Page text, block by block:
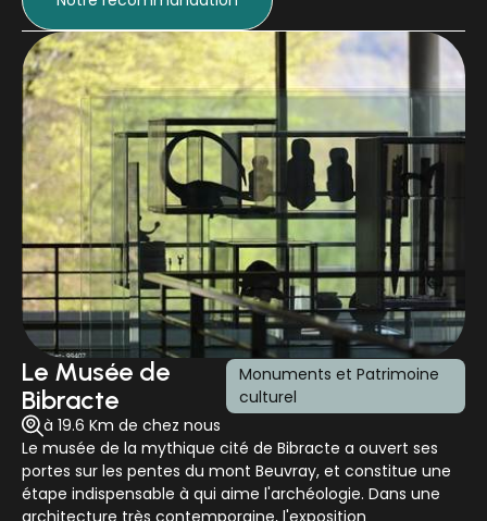
compétences. Sa ferme est un laboratoire de pédagogie
pour tous. Les enfants peuvent venir découvrir la vie de la
ferme, côtoyer les lamas et alpagas, les nourrir, les
promener et apprendre plein de choses sur la nature et
leur mode de vie. Pour les adultes, qu'ils souhaitent
acquérir un animal du cheptel ou simplement s'informer,
des stages et sessions de formation sont proposés à la
journée. Création d'un élevage de lamas ou d'alpagas,
dressage et randonnée, reproduction des petits
camélidés... Tous ces cours s'appuient sur une étude du
comportement de l'animal, avec conduite de troupeau,
dressage, équipement, technique de tonte, reproduction,
etc.
Le Musée de
Bibracte
Monuments et Patrimoine
culturel
à 19.6 Km de chez nous
Le musée de la mythique cité de Bibracte a ouvert ses
portes sur les pentes du mont Beuvray, et constitue une
étape indispensable à qui aime l'archéologie. Dans une
architecture très contemporaine, l'exposition